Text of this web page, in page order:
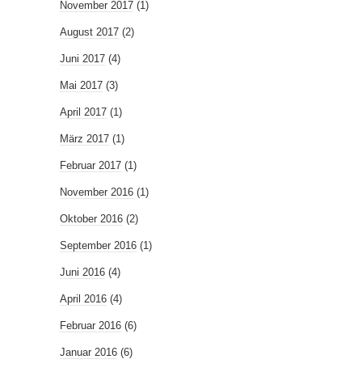
November 2017 (1)
August 2017 (2)
Juni 2017 (4)
Mai 2017 (3)
April 2017 (1)
März 2017 (1)
Februar 2017 (1)
November 2016 (1)
Oktober 2016 (2)
September 2016 (1)
Juni 2016 (4)
April 2016 (4)
Februar 2016 (6)
Januar 2016 (6)